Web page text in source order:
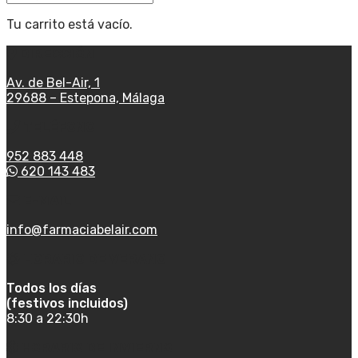
Tu carrito está vacío.
Av. de Bel-Air, 1
29688 – Estepona, Málaga
952 883 448
620 143 483
info@farmaciabelair.com
Todos los días
(festivos incluidos)
8:30 a 22:30h